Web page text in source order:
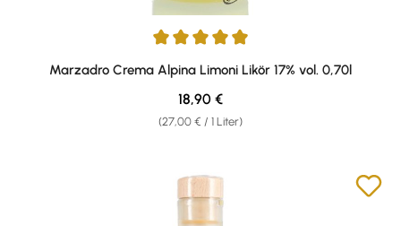
Durchschnittliche Bewertung von 4.89 von 5 Sternen
Marzadro Crema Alpina Limoni Likör 17% vol. 0,70l
(27,00 € / 1 Liter)
Regulärer Preis:
18,90 €